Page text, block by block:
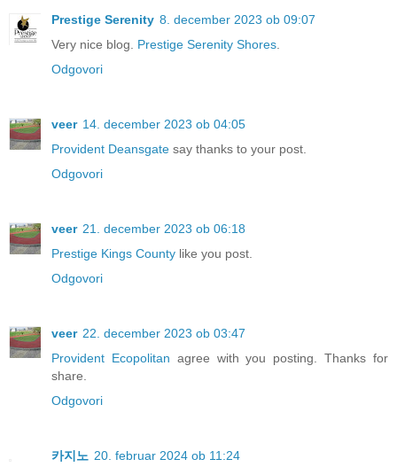
Prestige Serenity 8. december 2023 ob 09:07
Very nice blog. Prestige Serenity Shores
Odgovori
veer 14. december 2023 ob 04:05
Provident Deansgate say thanks to your post.
Odgovori
veer 21. december 2023 ob 06:18
Prestige Kings County like you post.
Odgovori
veer 22. december 2023 ob 03:47
Provident Ecopolitan agree with you posting. Thanks for
share.
Odgovori
카지노 20. februar 2024 ob 11:24